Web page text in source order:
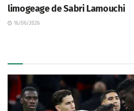
limogeage de Sabri Lamouchi
16/06/2026